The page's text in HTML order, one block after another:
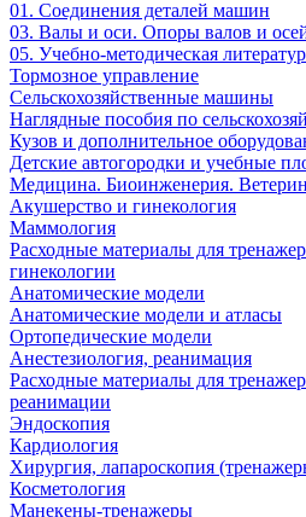
01. Соединения деталей машин
03. Валы и оси. Опоры валов и
05. Учебно-методическая
Тормозное управление
Сельскохозяйственные машины
Наглядные пособия по
Кузов и дополнительное
Детские автогородки и учебные
Медицина. Биоинженерия.
Акушерство и гинекология
Маммология
Расходные материалы для
гинекологии
Анатомические модели
Анатомические модели и атласы
Ортопедические модели
Анестезиология, реанимация
Расходные материалы для
реанимации
Эндоскопия
Кардиология
Хирургия, лапароскопия
Косметология
Манекены-тренажеры